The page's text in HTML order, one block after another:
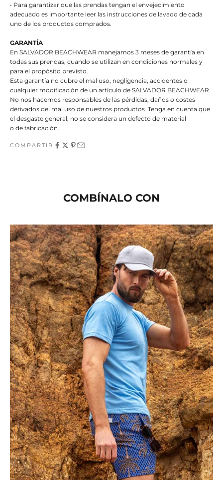
• Para garantizar que las prendas tengan el envejecimiento
adecuado es importante leer las instrucciones de lavado de cada
uno de los productos comprados.
GARANTÍA
En SALVADOR BEACHWEAR manejamos 3 meses de garantía en
todas sus prendas, cuando se utilizan en condiciones normales y
para el propósito previsto.
Esta garantía no cubre el mal uso, negligencia, accidentes o
cualquier modificación de un artículo de SALVADOR BEACHWEAR.
No nos hacemos responsables de las pérdidas, daños o costes
derivados del mal uso de nuestros productos. Tenga en cuenta que
el desgaste general, no se considera un defecto de material
o de fabricación.
COMPARTIR
COMBÍNALO CON